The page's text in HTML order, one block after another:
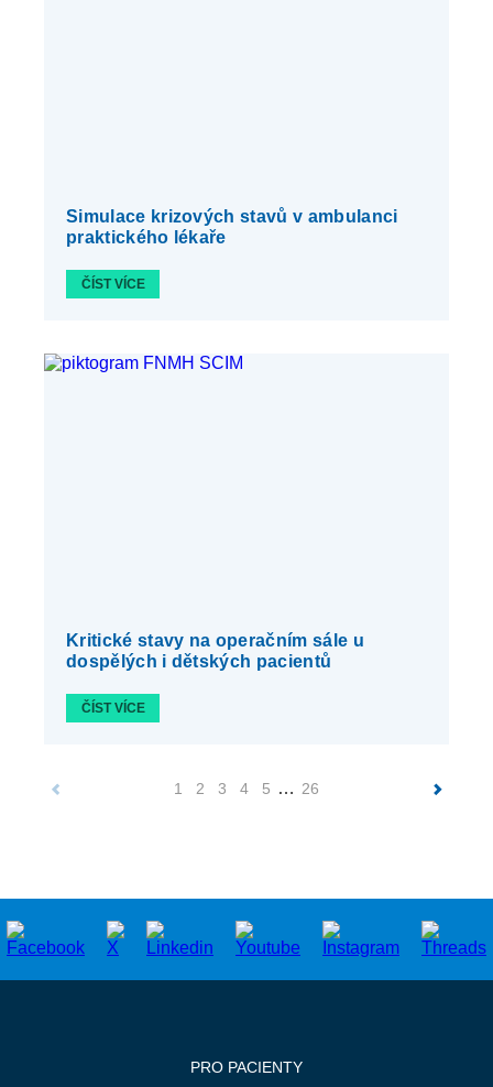
Simulace krizových stavů v ambulanci
praktického lékaře
ČÍST VÍCE
Kritické stavy na operačním sále u
dospělých i dětských pacientů
ČÍST VÍCE
1 2 3 4 5 … 26
PRO PACIENTY